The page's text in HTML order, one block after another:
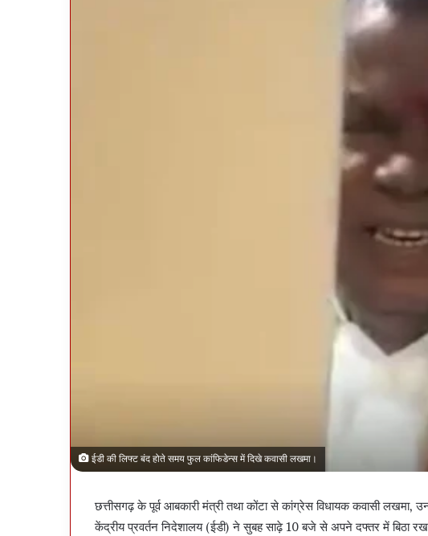
ईडी की लिफ्ट बंद होते समय फुल कांफिडेन्स में दिखे कवासी लखमा।
छत्तीसगढ़ के पूर्व आबकारी मंत्री तथा कोंटा से कांग्रेस विधायक कवासी
केंद्रीय प्रवर्तन निदेशालय (ईडी) ने सुबह साढ़े 10 बजे से अपने दफ्तर में बिठा